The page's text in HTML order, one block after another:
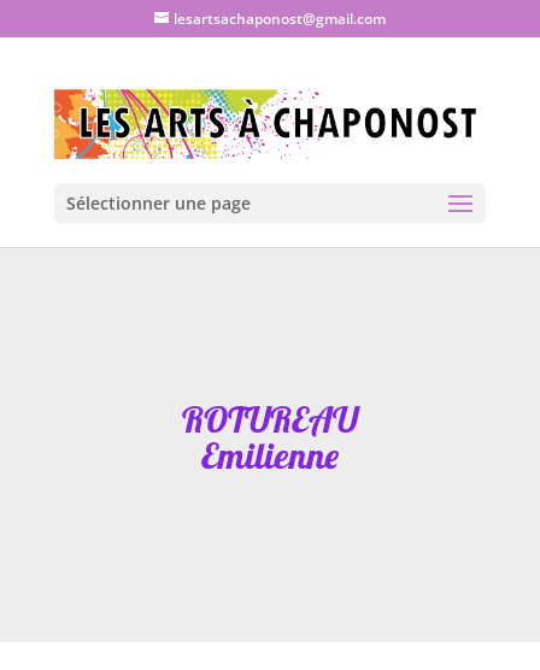
lesartsachaponost@gmail.com
Sélectionner une page
ROTUREAU
Emilienne